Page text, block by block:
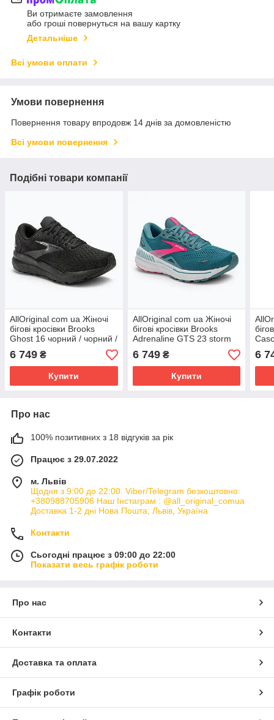
Ви отримаєте замовлення
або гроші повернуться на вашу картку
Детальніше
Всі умови оплати
Умови повернення
Повернення товару впродовж 14 днів за домовленістю
Всі умови повернення
Подібні товари компанії
AllOriginal com ua Жіночі
бігові кросівки Brooks
Ghost 16 чорний / чорний /
чорне дерево РОЗМІРИ
ЗАПИТУЙТЕ
6 749 ₴
Купити
AllOriginal com ua Жіночі
бігові кросівки Brooks
Adrenaline GTS 23 storm
blue/pink/aqua РОЗМІРИ
ЗАПИТУЙТЕ
6 749₴
Купити
6
Про нас
100% позитивних з 18 відгуків за рік
Працює з 29.07.2022
м. Львів
Щодня з 9:00 до 22:00. Viber/Telegram безкоштовно:
+380988705906 Наш Інстаграм : @all_original_comua
Доставка 1-2 дні Нова Пошта, Львів, Україна
Контакти
Сьогодні працює з 09:00 до 22:00
Показати весь графік роботи
Про нас
Контакти
Доставка та оплата
Графік роботи